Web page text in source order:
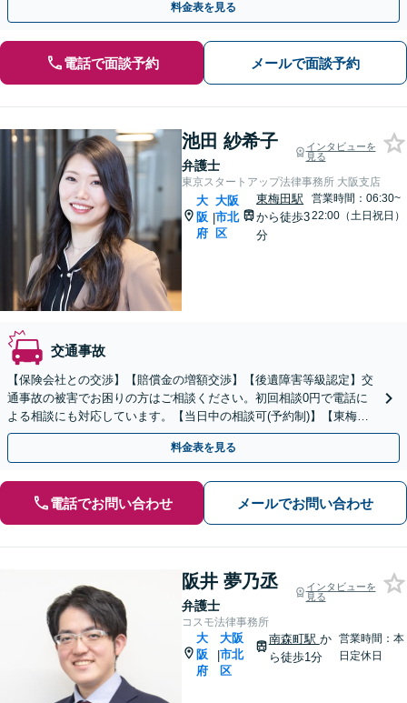
料金表を見る
電話で面談予約 メールで面談予約
池田 紗希子
弁護士
インタビューを
見る
東京スタートアップ法律事務所 大阪支店
大
阪
府
|
大阪
市北
区
東梅田駅
から徒歩3
分
営業時間：06:30~
22:00（土日祝日）
交通事故
【保険会社との交渉】【賠償金の増額交渉】【後遺障害等級認定】交
通事故の被害でお困りの方はご相談ください。初回相談0円で電話に
よる相談にも対応しています。【当日中の相談可(予約制)】【東梅田
駅徒歩3分】
料金表を見る
電話でお問い合わせ メールでお問い合わせ
阪井 夢乃丞
弁護士
インタビューを
見る
コスモ法律事務所
大
阪
府
|
大阪
市北
区
南森町駅 か
ら徒歩1分
営業時間：本
日定休日